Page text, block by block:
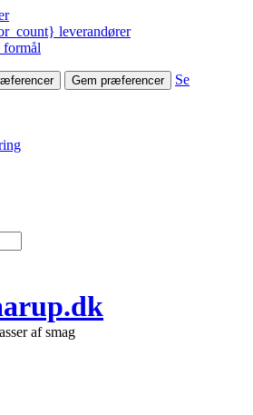
leverandører
formål
Gem præferencer
Se
af smag